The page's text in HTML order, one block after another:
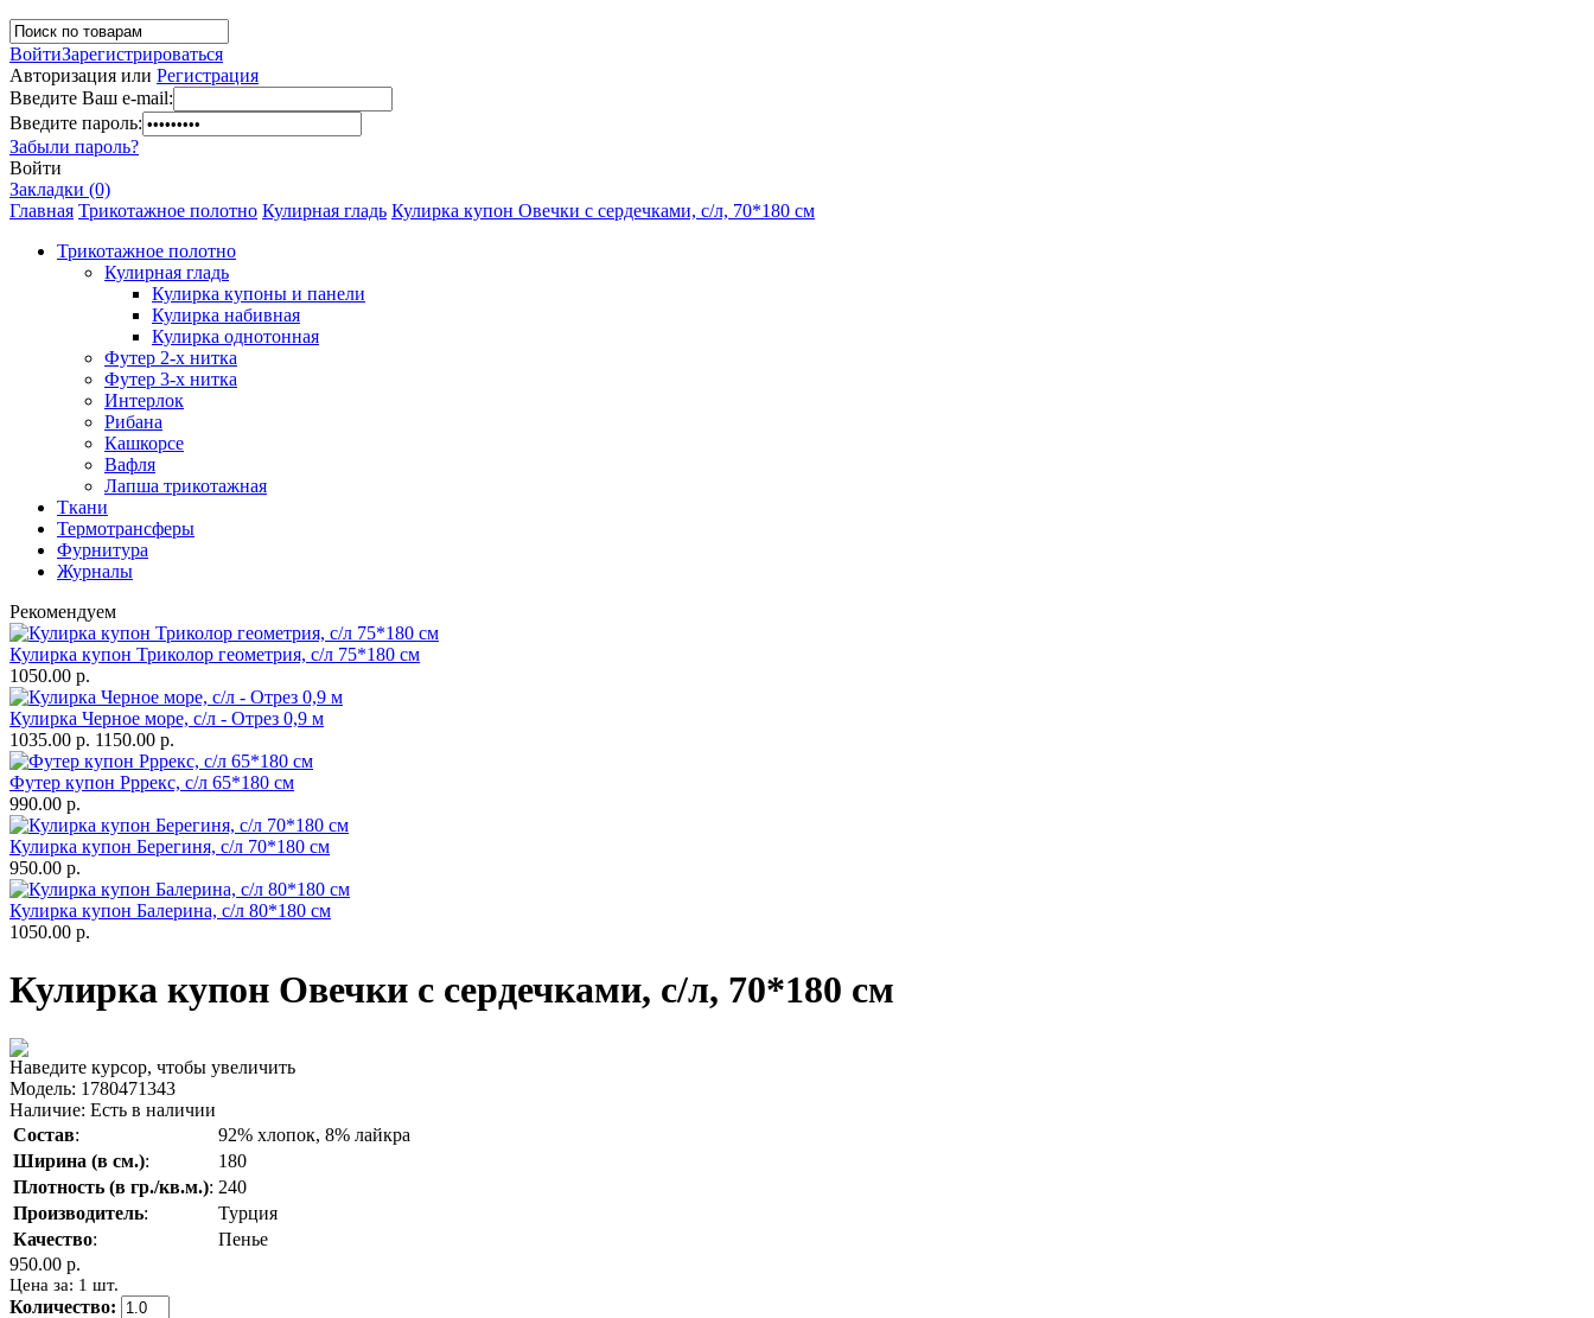
ВойтиЗарегистрироваться
Авторизация или Регистрация
Введите Ваш e-mail:
Введите пароль:
Забыли пароль?
Войти
Закладки (0)
Главная Трикотажное полотно Кулирная гладь Кулирка купон Овечки с сердечками, с/л, 70*180 см
Трикотажное полотно
Кулирная гладь
Кулирка купоны и панели
Кулирка набивная
Кулирка однотонная
Футер 2-х нитка
Футер 3-х нитка
Интерлок
Рибана
Кашкорсе
Вафля
Лапша трикотажная
Ткани
Термотрансферы
Фурнитура
Журналы
Рекомендуем
Кулирка купон Триколор геометрия, с/л 75*180 см
1050.00 р.
Кулирка Черное море, с/л - Отрез 0,9 м
1035.00 р. 1150.00 р.
Футер купон Рррекс, с/л 65*180 см
990.00 р.
Кулирка купон Берегиня, с/л 70*180 см
950.00 р.
Кулирка купон Балерина, с/л 80*180 см
1050.00 р.
Кулирка купон Овечки с сердечками, с/л, 70*180 см
Наведите курсор, чтобы увеличить
Модель: 1780471343
Наличие: Есть в наличии
Состав:
92% хлопок, 8% лайкра
Ширина (в см.):
180
Плотность (в гр./кв.м.): 240
Производитель:
Турция
Качество:
Пенье
950.00 р.
Цена за: 1 шт.
Количество: